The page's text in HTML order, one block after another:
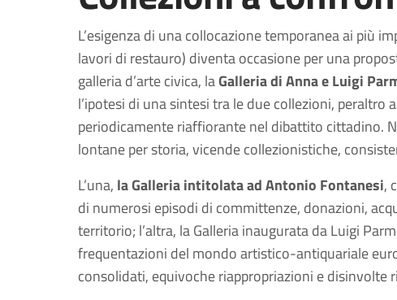
L’esigenza di una collocazione temporanea ai più
lavori di restauro) diventa occasione per una
galleria d’arte civica, laGalleria di Anna e Luigi
l’ipotesi di una sintesi tra le due collezioni, peraltro
periodicamente riaffiorante nel dibattito cittadino.
lontane per storia, vicende collezionistiche,
L’una, la Galleria intitolata ad Antonio Fontanesi,
di numerosi episodi di committenze, donazioni,
territorio; l’altra, la Galleria inaugurata da Luigi
frequentazioni del mondo artistico-antiquariale
consolidati, equivoche riappropriazioni e disinvolte